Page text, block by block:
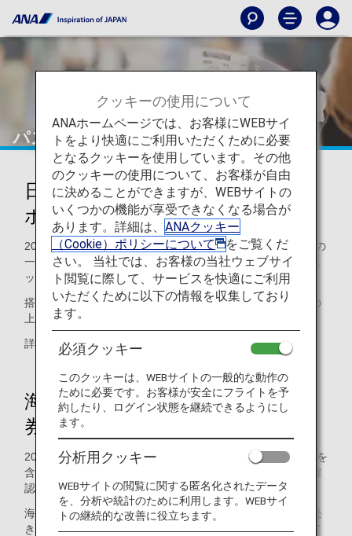
パスポートチェック
日本発国際線搭乗ゲートでのパス
ポートチェックについて
2008年7月1日より、国土交通省の指導に基づき、テロ対策の
一環として日本発全ての国際線搭乗ゲートでパスポートチェ
ックを実施しています。
搭乗ゲートでは、あらかじめパスポートと搭乗券をご用意の
上お待ちいただきますようご協力をお願いいたします。
詳しくは国土交通省 のホームページをご参照ください。
海外各空港における搭乗口での旅
券等の確認について
2005年12月22日から、日本の入管法が改正され、航空会社を
含めすべての運送業者に対して、旅券（パスポート）等の確
認義務が課せられています。
海外空港を出発し日本に向かうお客様に対しては、搭乗手続
きの際だけではなく、搭乗口においても旅券等を確認させて
クッキーの使用について
ANAホームページでは、お客様にWEBサイ
トをより快適にご利用いただくために必要
となるクッキーを使用しています。その他
のクッキーの使用について、お客様が自由
に決めることができますが、WEBサイトの
いくつかの機能が享受できなくなる場合が
あります。詳細は、 ANAクッキー
（Cookie）ポリシーについて
をご覧くだ
さい。 当社では、お客様の当社ウェブサイ
ト閲覧に際して、サービスを快適にご利用
いただくために以下の情報を収集しており
ます。
必須クッキー
このクッキーは、WEBサイトの一般的な動作の
ために必要です。お客様が安全にフライトを予
約したり、ログイン状態を継続できるようにし
ます。
分析用クッキー
WEBサイトの閲覧に関する匿名化されたデータ
を、分析や統計のために利用します。WEBサイ
トの継続的な改善に役立ちます。